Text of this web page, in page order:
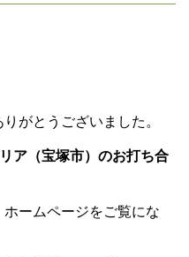
がとうございました。
ア（宝塚市）のお打ち合
ームページをご覧にな